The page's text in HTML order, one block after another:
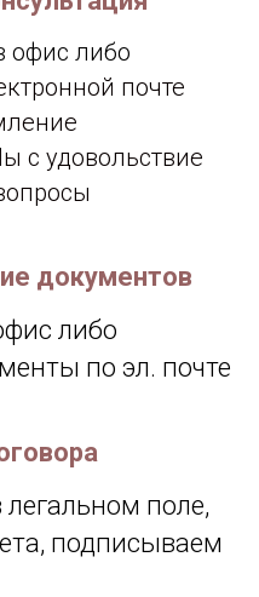
офис либо
почте
с удовольствие
документов
либо
по эл. почте
поле,
подписываем